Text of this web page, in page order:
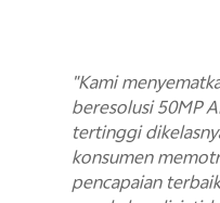
"Kami
beresolusi 50MP
tertinggi
konsumen
pencapaian